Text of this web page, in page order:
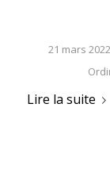
21 mars 2022
Lire la suite